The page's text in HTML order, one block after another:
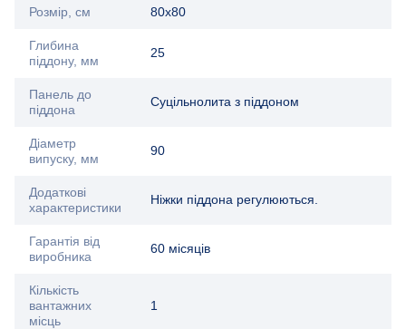
Розмір, см 80x80
Глибина
піддону, мм
25
Панель до
піддона
Суцільнолита з піддоном
Діаметр
випуску, мм
90
Додаткові
характеристики
Ніжки піддона регулюються.
Гарантія від
виробника
60 місяців
Кількість
вантажних
місць
1